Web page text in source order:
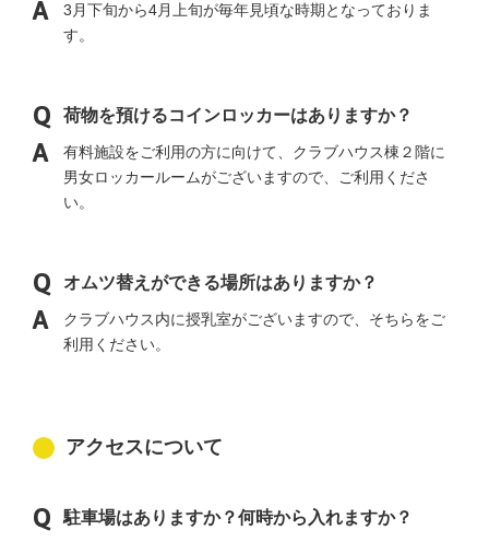
3月下旬から4月上旬が毎年見頃な時期となっておりま
す。
荷物を預けるコインロッカーはありますか？
有料施設をご利用の方に向けて、クラブハウス棟２階に
男女ロッカールームがございますので、ご利用くださ
い。
オムツ替えができる場所はありますか？
クラブハウス内に授乳室がございますので、そちらをご
利用ください。
アクセスについて
駐車場はありますか？何時から入れますか？